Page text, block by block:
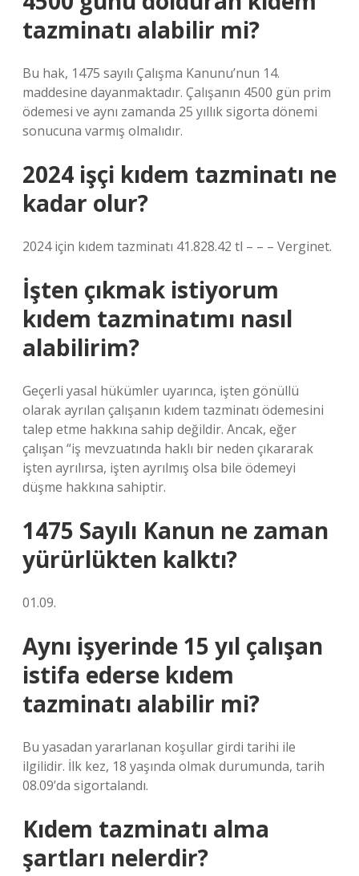
tazminatı alabilir mi?
Bu hak, 1475 sayılı Çalışma Kanunu’nun 14.
maddesine dayanmaktadır. Çalışanın 4500 gün prim
ödemesi ve aynı zamanda 25 yıllık sigorta dönemi
sonucuna varmış olmalıdır.
2024 işçi kıdem tazminatı ne
kadar olur?
2024 için kıdem tazminatı 41.828.42 tl – – – Verginet.
İşten çıkmak istiyorum
kıdem tazminatımı nasıl
alabilirim?
Geçerli yasal hükümler uyarınca, işten gönüllü
olarak ayrılan çalışanın kıdem tazminatı ödemesini
talep etme hakkına sahip değildir. Ancak, eğer
çalışan “iş mevzuatında haklı bir neden çıkararak
işten ayrılırsa, işten ayrılmış olsa bile ödemeyi
düşme hakkına sahiptir.
1475 Sayılı Kanun ne zaman
yürürlükten kalktı?
01.09.
Aynı işyerinde 15 yıl çalışan
istifa ederse kıdem
tazminatı alabilir mi?
Bu yasadan yararlanan koşullar girdi tarihi ile
ilgilidir. İlk kez, 18 yaşında olmak durumunda, tarih
08.09’da sigortalandı.
Kıdem tazminatı alma
şartları nelerdir?